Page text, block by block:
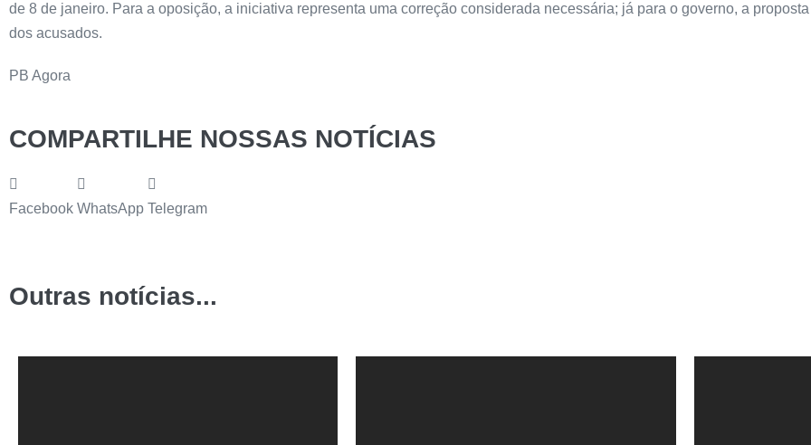
de 8 de janeiro. Para a oposição, a iniciativa representa uma correção considerada necessária; já para o governo, a
dos acusados.
PB Agora
COMPARTILHE NOSSAS NOTÍCIAS
Facebook WhatsApp Telegram
Outras notícias...